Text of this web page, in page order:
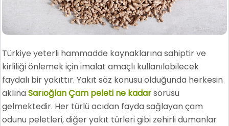
Türkiye yeterli hammadde kaynaklarına sahiptir ve
kirliliği önlemek için imalat amaçlı kullanılabilecek
faydalı bir yakıttır. Yakıt söz konusu olduğunda herkesin
aklınaSarıoğlan Çam peleti ne kadarsorusu
gelmektedir. Her türlü acıdan fayda sağlayan çam
odunu peletleri, diğer yakıt türleri gibi zehirli dumanlar